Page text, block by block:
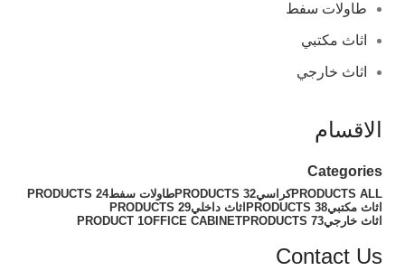
طاولات سفط
اثاث مكتبي
اثاث خارجي
الاقسام
Categories
ALL
PRODUCTSكراسي32 PRODUCTS طاولات سفط24 PRODUCTS
اثاث مكتبي38 PRODUCTS اثاث داخلي29 PRODUCTS
اثاث خارجي73 PRODUCTS
OFFICE CABINET
1 PRODUCT
Contact Us